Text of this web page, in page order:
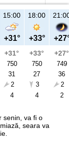
15:00
+31°
+31°
750
31
2
4
18:00
+33°
+33°
750
27
3
4
+27°
749
36
2
2
senin, va fi o
seara va